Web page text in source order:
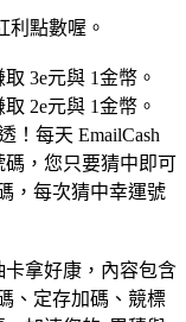
利點數喔。
3e元與 1金幣。
2e元與 1金幣。
！每天 EmailCash
碼，您只要猜中即可
，每次猜中幸運號
卡拿好康，內容包含
、定存加碼、競標